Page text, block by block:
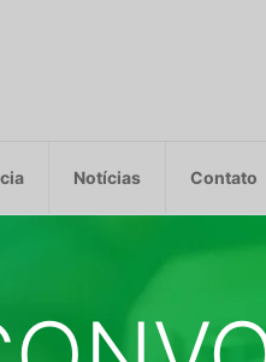
Notícias Contato